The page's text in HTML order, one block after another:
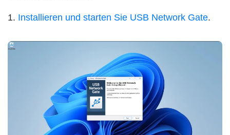
1. Installieren und starten Sie USB Network Gate.